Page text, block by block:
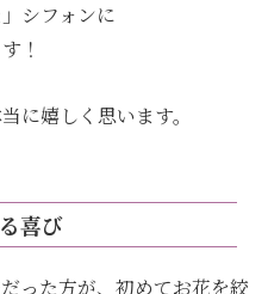
シフォンに
！
に嬉しく思います。
喜び
った方が、初めてお花を絞